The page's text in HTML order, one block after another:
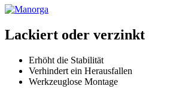
Lackiert oder verzinkt
Erhöht die Stabilität
Verhindert ein Herausfallen
Werkzeuglose Montage